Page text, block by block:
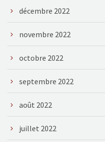
décembre 2022
novembre 2022
octobre 2022
septembre 2022
août 2022
juillet 2022